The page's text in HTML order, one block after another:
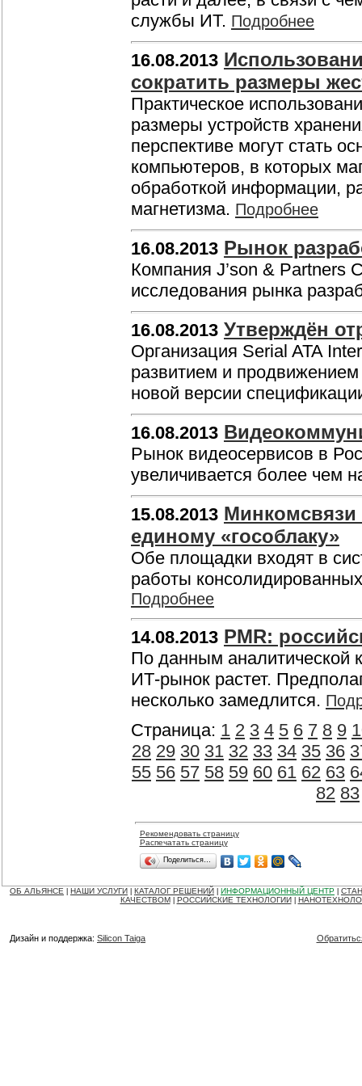
службы ИТ. Подробнее
16.08.2013
сократить размеры
Практическое
размеры устройств
перспективе могут стать
компьютеров, в которых
обработкой информации,
магнетизма. Подробнее
16.08.2013 Рынок
Компания J’son & Partners
исследования рынка
16.08.2013 Утверждён
Организация Serial ATA
развитием и
новой версии
16.08.2013
Рынок видеосервисов в
увеличивается более чем
15.08.2013
единому «гособлаку»
Обе площадки входят в
работы
Подробнее
14.08.2013 PMR:
По данным аналитической
ИТ-рынок растет.
несколько замедлится.
Страница: 1 2 3 4 5 6 7 8 9
28 29 30 31 32 33 34 35 36
55 56 57 58 59 60 61 62 63
82 83
Рекомендовать страницу
Распечатать страницу
Поделиться…
ОБ АЛЬЯНСЕ НАШИ УСЛУГИ КАТАЛОГ РЕШЕНИЙ ИНФОРМАЦИОННЫЙ ЦЕНТР
КАЧЕСТВОМ
РОССИЙСКИЕ ТЕХНОЛОГИИ
Дизайн и поддержка: Silicon Taiga